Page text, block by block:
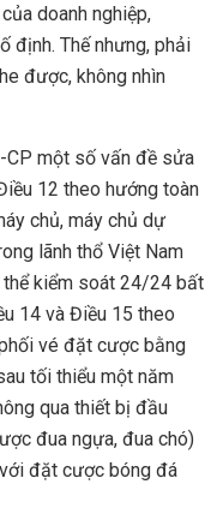
doanh nghiệp,
định. Thế nhưng, phải
được, không nhìn
một số vấn đề sửa
12 theo hướng toàn
chủ, máy chủ dự
lãnh thổ Việt Nam
thể kiểm soát 24/24 bất
14 và Điều 15 theo
vé đặt cược bằng
tối thiểu một năm
qua thiết bị đầu
đua ngựa, đua chó)
đặt cược bóng đá